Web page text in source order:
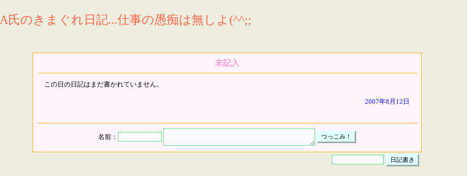
A氏のきまぐれ日記...仕事の愚痴は無しよ(^^;;
未記入
この日の日記はまだ書かれていません。
2007年8月12日
名前：